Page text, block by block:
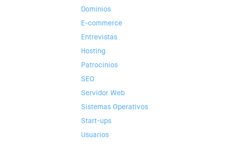
Dominios
E-commerce
Entrevistas
Hosting
Patrocinios
SEO
Servidor Web
Sistemas Operativos
Start-ups
Usuarios